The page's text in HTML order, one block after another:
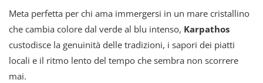
Meta perfetta per chi ama immergersi in un mare cristallino
che cambia colore dal verde al blu intenso, Karpathos
custodisce la genuinità delle tradizioni, i sapori dei piatti
locali e il ritmo lento del tempo che sembra non scorrere
mai.